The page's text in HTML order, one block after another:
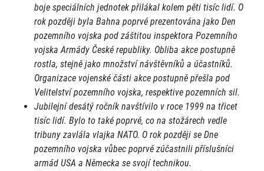
boje speciálních jednotek přilákal kolem pěti tisíc lidí. O
rok později byla Bahna poprvé prezentována jako Den
pozemního vojska pod záštitou inspektora Pozemního
vojska Armády České republiky. Obliba akce postupně
rostla, stejně jako množství návštěvníků a účastníků.
Organizace vojenské části akce postupně přešla pod
Velitelství pozemního vojska, respektive pozemních sil.
Jubilejní desátý ročník navštívilo v roce 1999 na třicet
tisíc lidí. Bylo to také poprvé, co na stožárech vedle
tribuny zavlála vlajka NATO. O rok později se Dne
pozemního vojska vůbec poprvé zúčastnili příslušníci
armád USA a Německa se svojí technikou.